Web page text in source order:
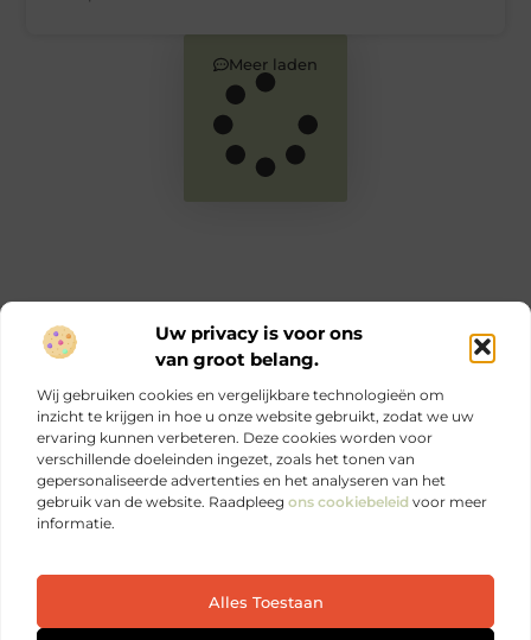
Uw privacy is voor ons
van groot belang.
Wij gebruiken cookies en vergelijkbare technologieën om
inzicht te krijgen in hoe u onze website gebruikt, zodat we uw
ervaring kunnen verbeteren. Deze cookies worden voor
verschillende doeleinden ingezet, zoals het tonen van
gepersonaliseerde advertenties en het analyseren van het
gebruik van de website. Raadpleeg ons cookiebeleid voor meer
informatie.
Alles Toestaan
Meer laden
Main Links
Ontdek elke dag iets nieuws op Je-eigen-marketing.be.
Sterke marketing begint bij jezelf.